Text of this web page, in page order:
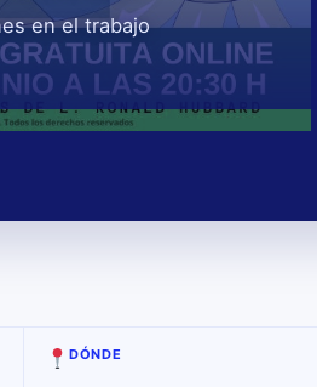
en el trabajo
DÓNDE